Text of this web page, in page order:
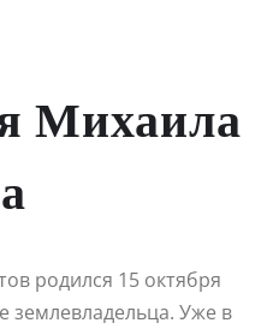
Михаила
родился 15 октября
землевладельца. Уже в